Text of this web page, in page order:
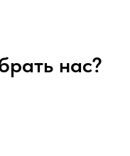
нас?